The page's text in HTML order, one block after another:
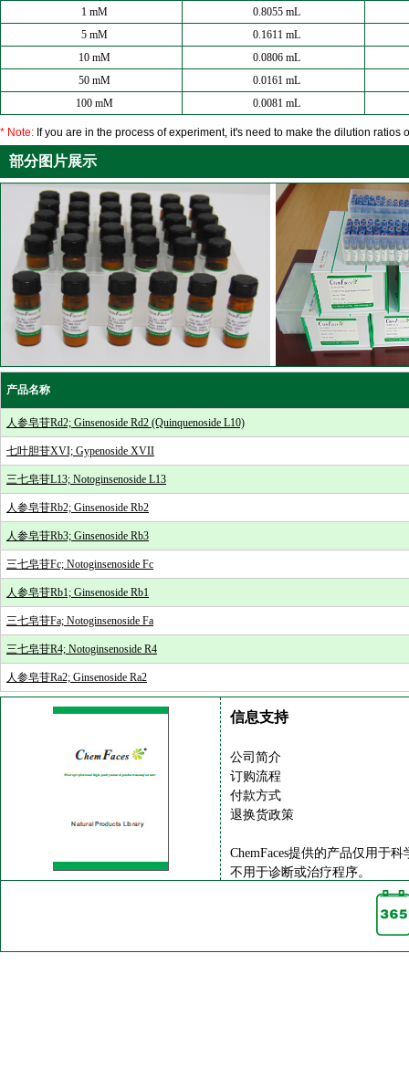
1 mM
0.8055 mL
5 mM
0.1611 mL
10 mM
0.0806 mL
50 mM
0.0161 mL
100 mM
0.0081 mL
* Note: If you are in the process of experiment, it's need to make the dilution
部分图片展示
产品名称
人参皂苷Rd2; Ginsenoside Rd2 (Quinquenoside L10)
七叶胆苷XVI; Gypenoside XVII
三七皂苷L13; Notoginsenoside L13
人参皂苷Rb2; Ginsenoside Rb2
人参皂苷Rb3; Ginsenoside Rb3
三七皂苷Fc; Notoginsenoside Fc
人参皂苷Rb1; Ginsenoside Rb1
三七皂苷Fa; Notoginsenoside Fa
三七皂苷R4; Notoginsenoside R4
人参皂苷Ra2; Ginsenoside Ra2
信息支持
公司简介
订购流程
付款方式
退换货政策
ChemFaces提供的产品仅用于
不用于诊断或治疗程序。